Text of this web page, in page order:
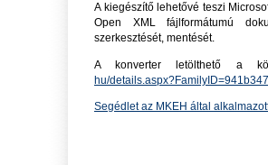
A kiegészítő lehetővé teszi
Open XML fájlformátumú
szerkesztését, mentését.
A konverter letölthető a
hu/
Segédlet az MKEH által